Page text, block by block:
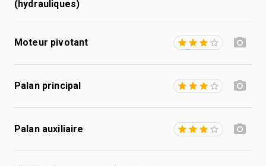
(hydrauliques)
Moteur pivotant
Palan principal
Palan auxiliaire